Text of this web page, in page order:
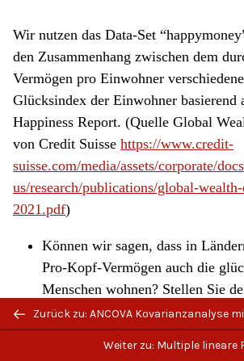
Wir nutzen das Data-Set
den Zusammenhang zwischen dem
Vermögen pro Einwohner
Glücksindex der Einwohner basierend
Happiness Report. (Quelle Global
von Credit Suisse https://www.credit-
suisse.com/media/assets/corporate/
us/research/publications/global-
2021.pdf)
Können wir sagen, dass in
Pro-Kopf-Vermögen auch die
Menschen wohnen? Stellen Sie
in einem Streudiagramm dar und
Regressionsgerade ein.
Zurück zu: ANCOVA Kovarianzanalyse
Weiter zu: Multiple lineare